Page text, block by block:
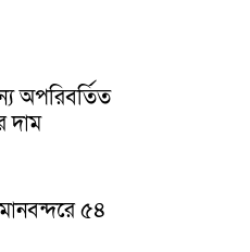
অপরিবর্তিত
দাম
৫৪